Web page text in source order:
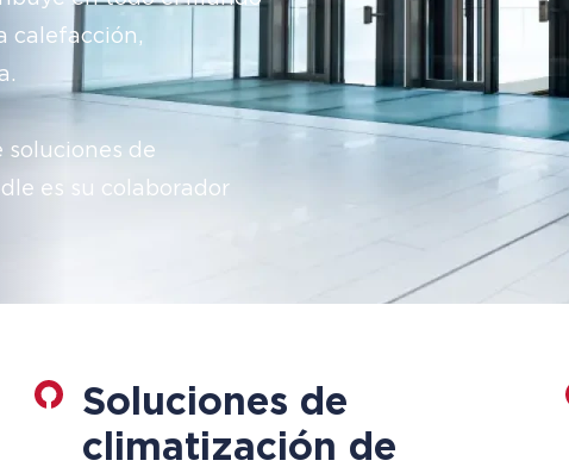
calefacción,
soluciones de
es su colaborador
Soluciones de
climatización de